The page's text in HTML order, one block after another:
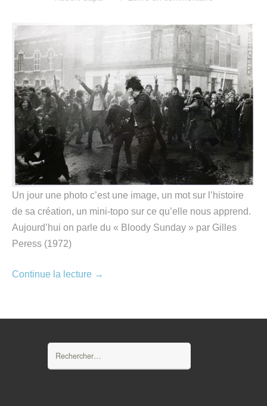
Un jour une photo c’est une image, un mot sur l’histoire
de sa création, un mini-topo sur ce qu’elle nous apprend.
Aujourd’hui on parle du « Bloody Sunday » par Gilles
Peress (1972)
Continue la lecture →